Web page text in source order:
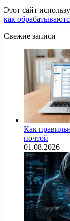
Этот сайт
как
Свежие записи
Как
почтой
01.08.2026